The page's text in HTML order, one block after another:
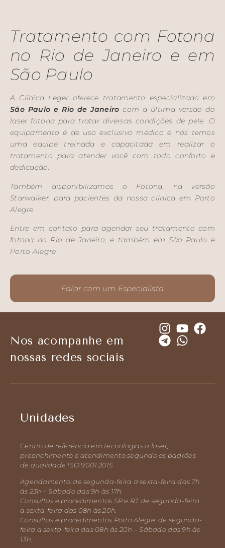
Tratamento com Fotona
no Rio de Janeiro e em
São Paulo
A Clínica Leger oferece tratamento especializado em
São Paulo e Rio de Janeirocom a última versão do
laser fotona para tratar diversas condições de pele. O
equipamento é de uso exclusivo médico e nós temos
uma equipe treinada e capacitada em realizar o
tratamento para atender você com todo conforto e
dedicação.
Também disponibilizamos o Fotona, na versão
Starwalker, para pacientes da nossa clínica em Porto
Alegre.
Entre em contato para agendar seu tratamento com
fotona no Rio de Janeiro, e também em São Paulo e
Porto Alegre.
Falar com um Especialista
Nos acompanhe em
nossas redes sociais
Unidades
Centro de referência em tecnologias a laser,
preenchimento e atendimento segundo os padrões
de qualidade ISO 9001:2015.
Agendamento: de segunda-feira a sexta-feira das 7h
às 23h – Sábado das 9h às 17h.
Consultas e procedimentos SP e RJ: de segunda-feira
a sexta-feira das 08h às 20h.
Consultas e procedimentos Porto Alegre: de segunda-
feira a sexta-feira das 08h às 20h – Sábado das 9h às
13h.